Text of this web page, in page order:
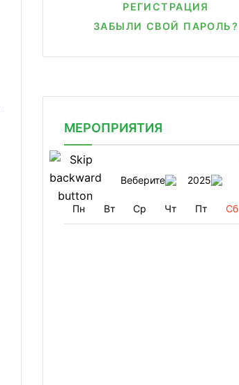
РЕГИСТРАЦИЯ
ЗАБЫЛИ СВОЙ ПАРОЛЬ?
МЕРОПРИЯТИЯ
Веберите 2025
Пн Вт Ср Чт Пт Сб